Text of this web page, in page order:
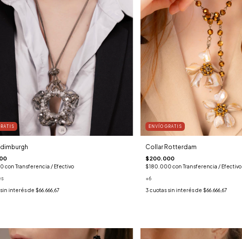
con Transferencia / Efectivo
interés de $66.666,67
ENVÍO GRATIS
Collar Rotterdam
$200.000
$180.000 con Transferencia / Efectivo
+6
3 cuotas sin interés de $66.666,67